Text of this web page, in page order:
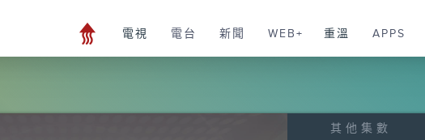
電視 電台 新聞 WEB+ 重溫 APPS
其他集數